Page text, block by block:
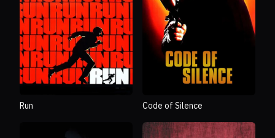
Run Code of Silence